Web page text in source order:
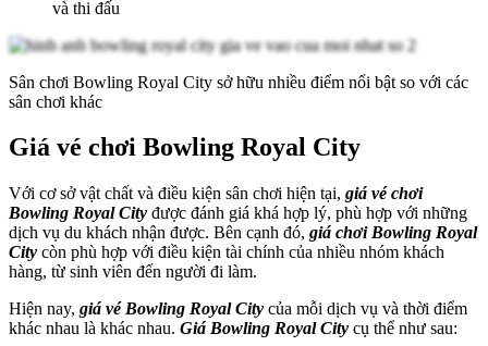
và thi đấu
Sân chơi Bowling Royal City sở hữu nhiều điểm nổi bật so với các
sân chơi khác
Giá vé chơi Bowling Royal City
Với cơ sở vật chất và điều kiện sân chơi hiện tại, giá vé chơi
Bowling Royal City được đánh giá khá hợp lý, phù hợp với những
dịch vụ du khách nhận được. Bên cạnh đó, giá chơi Bowling Royal
City còn phù hợp với điều kiện tài chính của nhiều nhóm khách
hàng, từ sinh viên đến người đi làm.
Hiện nay, giá vé Bowling Royal City của mỗi dịch vụ và thời điểm
khác nhau là khác nhau. Giá Bowling Royal City cụ thể như sau: